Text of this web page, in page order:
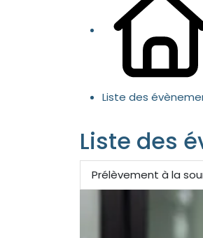
Liste des
Liste des
Prélèvement à la